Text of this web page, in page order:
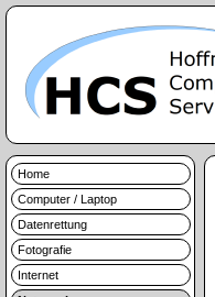
Home
Computer / Laptop
Datenrettung
Fotografie
Internet